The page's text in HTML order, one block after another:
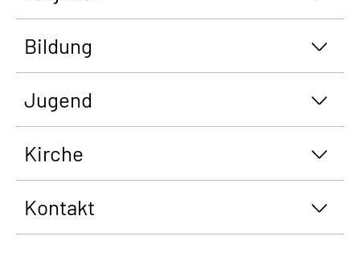
Bildung
Jugend
Kirche
Kontakt